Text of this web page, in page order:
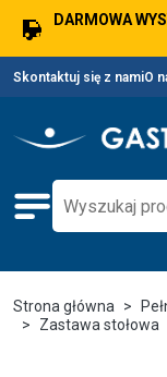
DARMOWA
Skontaktuj się z namiO
Strona główna
Zastawa stołowa